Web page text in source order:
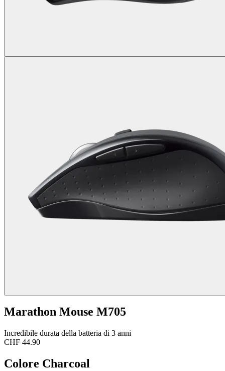
Marathon Mouse M705
Incredibile durata della batteria di 3 anni
CHF 44.90
Colore Charcoal